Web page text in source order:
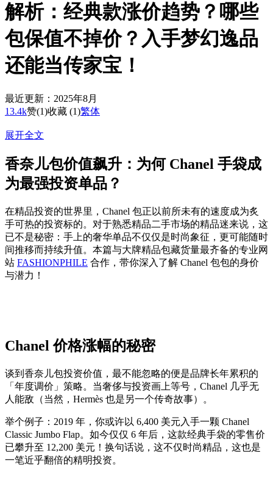
解析：经典款涨价趋势？哪些
包保值不掉价？入手梦幻逸品
还能当传家宝！
最近更新：2025年8月
13.4k赞(1)收藏 (1)繁体
展开全文
香奈儿包价值飙升：为何 Chanel 手袋成
为最强投资单品？
在精品投资的世界里，Chanel 包正以前所未有的速度成为炙
手可热的投资标的。对于熟悉精品二手市场的精品迷来说，这
已不是秘密：手上的奢华单品不仅仅是时尚象征，更可能随时
间推移而持续升值。本篇与大牌精品包藏货量最齐备的专业网
站 FASHIONPHILE 合作，带你深入了解 Chanel 包包的身价
与潜力！
Chanel 价格涨幅的秘密
谈到香奈儿包投资价值，最不能忽略的便是品牌长年累积的
「年度调价」策略。当奢侈与投资画上等号，Chanel 几乎无
人能敌（当然，Hermès 也是另一个传奇故事）。
举个例子：2019 年，你或许以 6,400 美元入手一颗 Chanel
Classic Jumbo Flap。如今仅仅 6 年后，这款经典手袋的零售价
已攀升至 12,200 美元！换句话说，这不仅时尚精品，这也是
一笔近乎翻倍的精明投资。